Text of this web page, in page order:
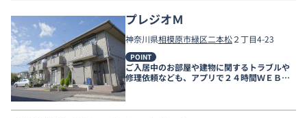
プレジオＭ
神奈川県相模原市緑区二本松２丁目4-23
POINT
ご入居中のお部屋や建物に関するトラブルや
修理依頼なども、アプリで２４時間ＷＥＢ受
付しております。